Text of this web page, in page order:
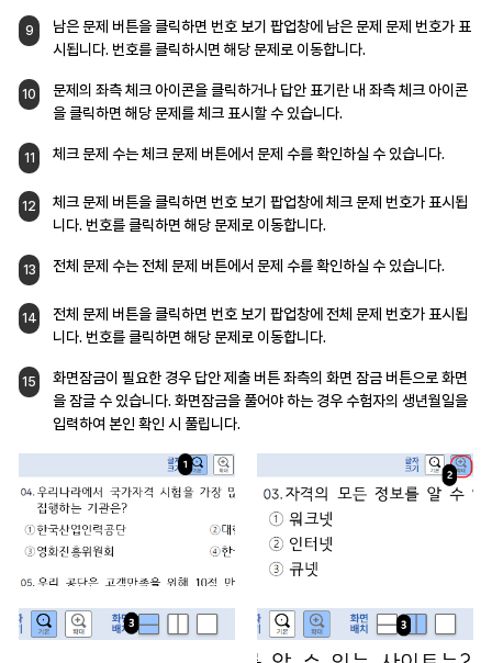
9 남은 문제 버튼을 클릭하면 번호 보기 팝업창에 남은 문제 문제 번호가 표
시됩니다. 번호를클릭하시면 해당 문제로 이동합니다.
10 문제의 좌측 체크 아이콘을 클릭하거나 답안 표기란 내 좌측 체크 아이콘
을 클릭하면 해당문제를 체크 표시할 수 있습니다.
11 체크 문제 수는 체크 문제 버튼에서 문제 수를확인하실 수 있습니다.
12 체크 문제 버튼을 클릭하면 번호 보기 팝업창에체크 문제 번호가 표시됩
니다. 번호를클릭하면 해당 문제로 이동합니다.
13 전체 문제 수는 전체 문제 버튼에서 문제 수를확인하실 수 있습니다.
14 전체 문제 버튼을 클릭하면 번호 보기 팝업창에전체 문제 번호가 표시됩
니다. 번호를클릭하면 해당 문제로 이동합니다.
15 화면잠금이 필요한 경우 답안 제출 버튼 좌측의화면 잠금 버튼으로 화면
을 잠글 수 있습니다.화면잠금을 풀어야 하는 경우 수험자의 생년월일을
입력하여 본인 확인 시 풀립니다.